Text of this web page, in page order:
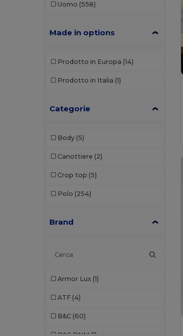
Uomo (558)
Made in options
Prodotto in Europa (14)
Prodotto in Italia (1)
Categorie
Body (5)
Canottiere (2)
Crop top (5)
Polo (254)
Brand
Armor Lux (1)
ATF (4)
B&C (60)